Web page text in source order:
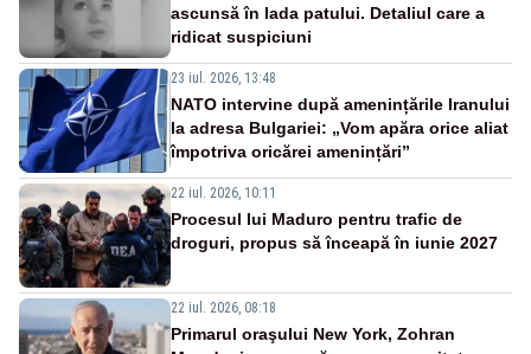
ascunsă în lada patului. Detaliul care a
ridicat suspiciuni
23 iul. 2026, 13:48
NATO intervine după amenințările Iranului
la adresa Bulgariei: „Vom apăra orice aliat
împotriva oricărei amenințări”
22 iul. 2026, 10:11
Procesul lui Maduro pentru trafic de
droguri, propus să înceapă în iunie 2027
22 iul. 2026, 08:18
Primarul oraşului New York, Zohran